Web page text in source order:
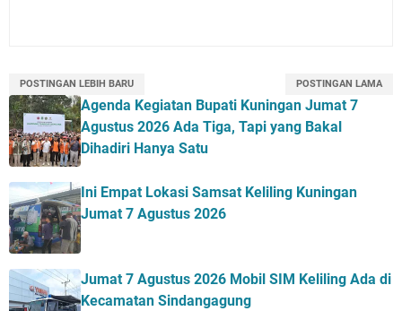
POSTINGAN LEBIH BARU POSTINGAN LAMA
Agenda Kegiatan Bupati Kuningan Jumat 7
Agustus 2026 Ada Tiga, Tapi yang Bakal
Dihadiri Hanya Satu
Ini Empat Lokasi Samsat Keliling Kuningan
Jumat 7 Agustus 2026
Jumat 7 Agustus 2026 Mobil SIM Keliling Ada di
Kecamatan Sindangagung